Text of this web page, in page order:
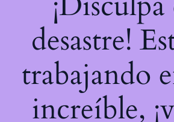
desastre!
trabajando
increíble,